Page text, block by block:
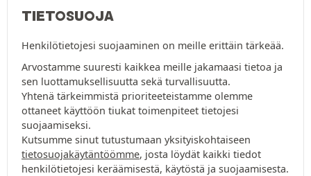
TIETOSUOJA
Henkilötietojesi suojaaminen on meille erittäin tärkeää.
Arvostamme suuresti kaikkea meille jakamaasi tietoa ja
sen luottamuksellisuutta sekä turvallisuutta.
Yhtenä tärkeimmistä prioriteeteistamme olemme
ottaneet käyttöön tiukat toimenpiteet tietojesi
suojaamiseksi.
Kutsumme sinut tutustumaan yksityiskohtaiseen
tietosuojakäytäntöömme, josta löydät kaikki tiedot
henkilötietojesi keräämisestä, käytöstä ja suojaamisesta.